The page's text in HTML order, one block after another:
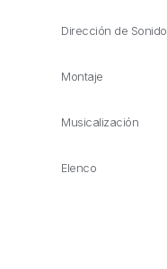
Dirección de Sonido
Montaje
Musicalización
Elenco